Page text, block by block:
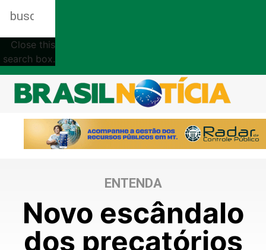
Close this
search box.
ENTENDA
Novo escândalo
dos precatórios